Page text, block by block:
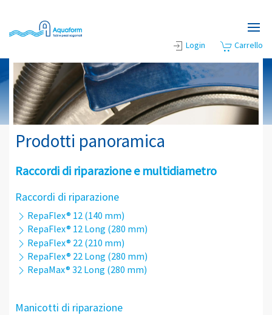
Skip to main content
Login Carrello
Prodotti panoramica
Raccordi di riparazione e multidiametro
Raccordi di riparazione
RepaFlex® 12 (140 mm)
RepaFlex® 12 Long (280 mm)
RepaFlex® 22 (210 mm)
RepaFlex® 22 Long (280 mm)
RepaMax® 32 Long (280 mm)
Manicotti di riparazione